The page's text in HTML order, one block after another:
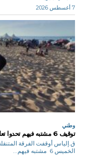
7 أغسطس 2026
وطني
توقيف 6 مشتبه فيهم تحدوا تعليمات مجانية الشواطئ بعين الترك
ق.إلياس أوقفت الفرقة
الخميس 6 مشتبه فيهم...